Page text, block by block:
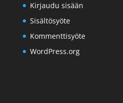
Kirjaudu sisään
Sisältösyöte
Kommenttisyöte
WordPress.org